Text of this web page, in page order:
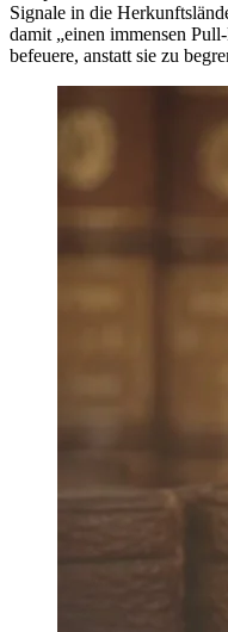
Signale in die
damit „einen immensen
befeuere, anstatt sie zu